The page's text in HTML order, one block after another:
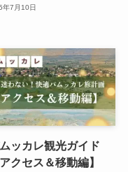
年7月10日
ムッカレ観光ガイド
クセス＆移動編】